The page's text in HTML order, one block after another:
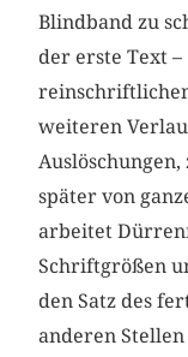
Blindband zu
der erste Text –
weiteren
später von
arbeitet
Schriftgrößen
den Satz des
anderen